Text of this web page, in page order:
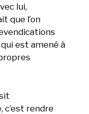
lui,
que l’on
est amené à
c’est rendre